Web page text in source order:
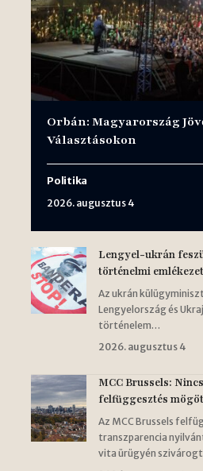
Orbán: Magyarország
Választásokon
Politika
2026. augusztus 4
Lengyel-ukrán
történelmi emlékezet
Az ukrán
Lengyelország és
történelem…
2026. augusztus 4
MCC Brussels:
felfüggesztés
Az MCC Brussels
transzparencia
vita ürügyén